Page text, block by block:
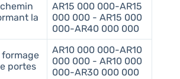
la
AR15 000 000-AR15
000 000 - AR15 000
000-AR40 000 000
formage
portes
AR10 000 000-AR10
000 000 - AR10 000
000-AR30 000 000